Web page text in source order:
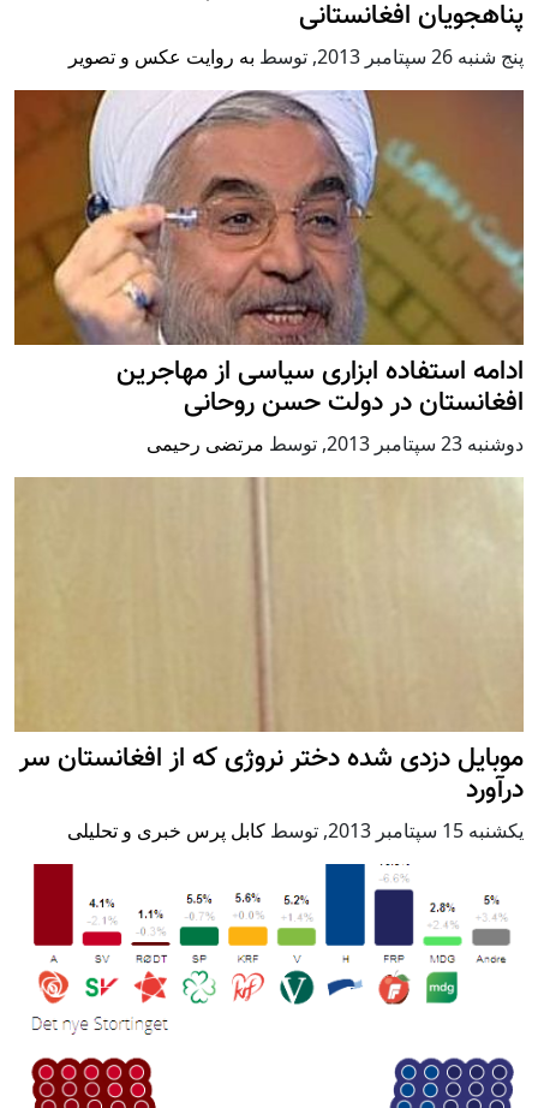
پناهجویان افغانستانی
پنج شنبه 26 سپتامبر 2013 , توسط به روایت عکس و تصویر
ادامه استفاده ابزاری سیاسی از مهاجرین
افغانستان در دولت حسن روحانی
دوشنبه 23 سپتامبر 2013 , توسط مرتضی رحیمی
موبایل دزدی شده دختر نروژی که از افغانستان سر
درآورد
يكشنبه 15 سپتامبر 2013 , توسط کابل پرس خبری و تحلیلی